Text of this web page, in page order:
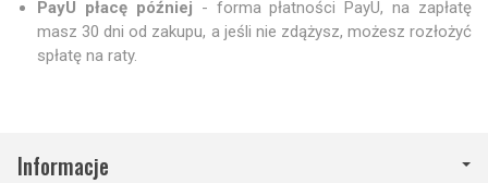
PayU płacę później - forma płatności PayU, na zapłatę
masz 30 dni od zakupu, a jeśli nie zdążysz, możesz rozłożyć
spłatę na raty.
Informacje